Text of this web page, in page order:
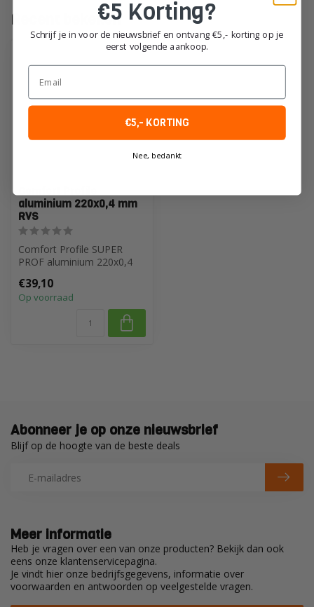
Recent bekeken
aluminium 220x0,4 mm
RVS
Comfort Profile SUPER
PROF aluminium 220x0,4
€39,10
Op voorraad
Meer informatie
Heb je vragen over een van onze producten? Bekijk dan ook
eens onze klantenservicepagina.
Je vindt hier onze bedrijfsgegevens, informatie over
voorwaarden en antwoorden op veelgestelde vragen.
Abonneer je op onze nieuwsbrief
Blijf op de hoogte van de beste deals
€5 Korting?
Schrijf je in voor de nieuwsbrief en ontvang €5,- korting op je
eerst volgende aankoop.
Email
€5,- KORTING
Nee, bedankt